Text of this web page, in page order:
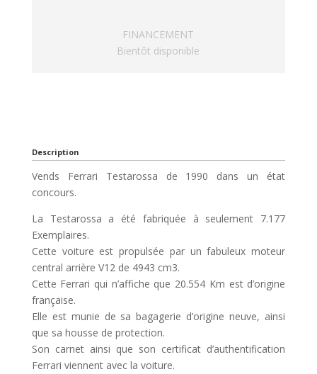
FINANCEMENT
Bientôt disponible
Description
Vends Ferrari Testarossa de 1990 dans un état
concours.
La Testarossa a été fabriquée à seulement 7.177
Exemplaires.
Cette voiture est propulsée par un fabuleux moteur
central arrière V12 de 4943 cm3.
Cette Ferrari qui n’affiche que 20.554 Km est d’origine
française.
Elle est munie de sa bagagerie d’origine neuve, ainsi
que sa housse de protection.
Son carnet ainsi que son certificat d’authentification
Ferrari viennent avec la voiture.